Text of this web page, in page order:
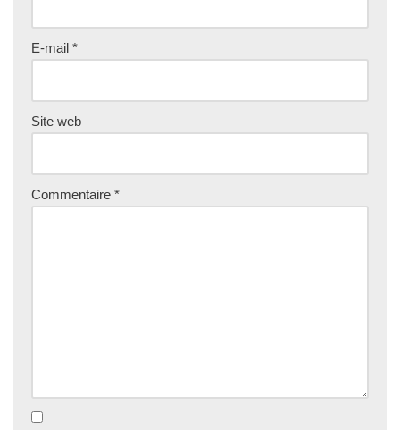
E-mail *
Site web
Commentaire *